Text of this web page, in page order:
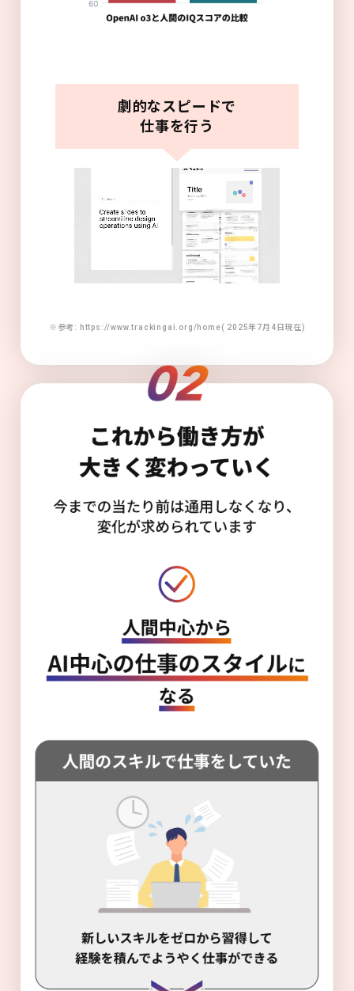
劇的なスピードで
仕事を行う
※参考: https://www.trackingai.org/home( 2025年7月4日現在)